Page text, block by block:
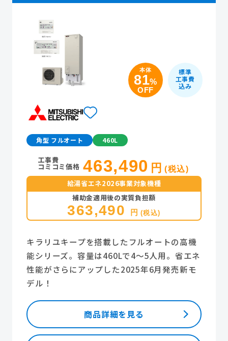
角型 フルオート 460L
本体
81%
OFF
標準
工事費
込み
キラリユキープを搭載したフルオートの高機
能シリーズ。容量は460Lで4～5人用。省エネ
性能がさらにアップした2025年6月発売新モ
デル！
給湯省エネ2026事業対象機種
補助金適用後の実質負担額
363,490 円 (税込)
工事費
コミコミ価格 463,490 円 (税込)
商品詳細を見る